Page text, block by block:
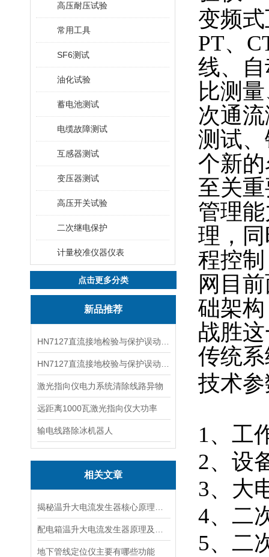
高压耐压试验
常用工具
SF6测试
油化试验
蓄电池测试
电缆故障测试
互感器测试
变压器测试
高压开关试验
二次继电保护
计量校准仪器仪表
点击更多分类
新品推荐
激光指向仪电力系统清除线路异物
远距离1000瓦激光指向仪大功率
输电线路除冰机器人
相关文章
地下管线定位仪主要有哪些功能
变频
PT、
线、
比测
次通
测试
个新
至关
管理
理，
程控
网目
础架
战胜
传统
技术
1、工
2、设
3、大
4、二
5、二